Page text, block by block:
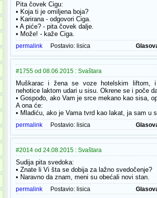
Pita čovek Cigu:
• Koja ti je omiljena boja?
• Karirana - odgovori Ciga.
• A piće? - pita čovek dalje.
• Može! - kaže Ciga.
permalink Postavio: lisica
#1755 od 08.06.2015 : Svaštara
Muškarac i žena se voze hotelskim liftom,
nehotice laktom udari u sisu. Okrene se i poče
• Gospođo, ako Vam je srce mekano kao sisa,
A ona će:
• Mladiću, ako je Vama tvrd kao lakat, ja sam u
permalink Postavio: lisica
#2014 od 24.08.2015 : Svaštara
Sudija pita svedoka:
• Znate li Vi šta se dobija za lažno svedočenje?
• Naravno da znam, meni su obećali novi stan.
permalink Postavio: lisica